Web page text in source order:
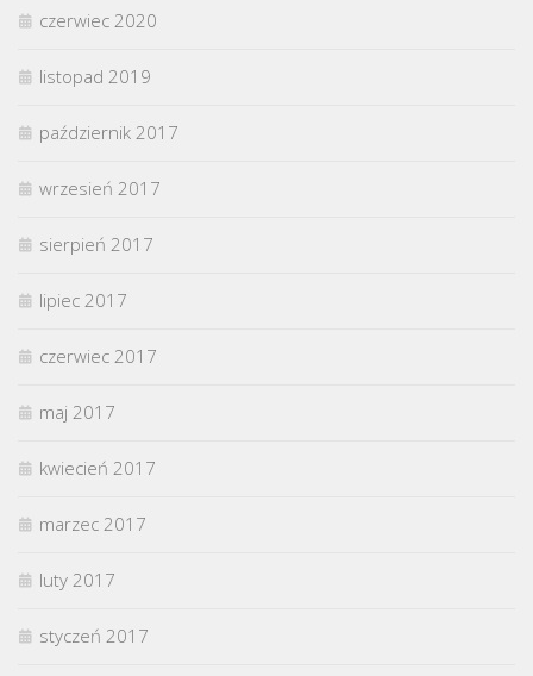
czerwiec 2020
listopad 2019
październik 2017
wrzesień 2017
sierpień 2017
lipiec 2017
czerwiec 2017
maj 2017
kwiecień 2017
marzec 2017
luty 2017
styczeń 2017